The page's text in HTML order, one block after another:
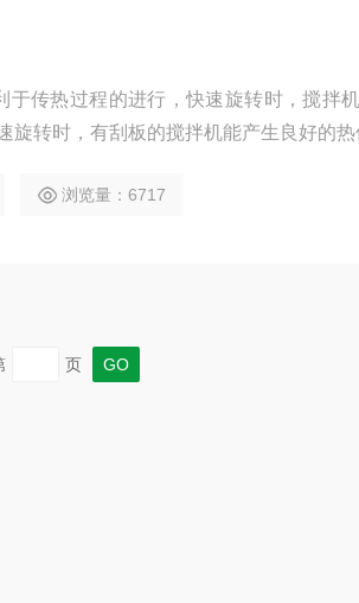
于传热过程的进行，快速旋转时，搅拌
旋转时，有刮板的搅拌机能产生良好的
浏览量：6717
页